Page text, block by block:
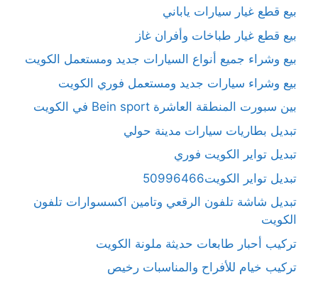
بيع قطع غيار سيارات ياباني
بيع قطع غيار طباخات وأفران غاز
بيع وشراء جميع أنواع السيارات جديد ومستعمل الكويت
بيع وشراء سيارات جديد ومستعمل فوري الكويت
بين سبورت المنطقة العاشرة Bein sport في الكويت
تبديل بطاريات سيارات مدينة حولي
تبديل تواير الكويت فوري
تبديل تواير الكويت50996466
تبديل شاشة تلفون الرقعي وتامين اكسسوارات تلفون
الكويت
تركيب أحبار طابعات حديثة ملونة الكويت
تركيب خيام للأفراح والمناسبات رخيص